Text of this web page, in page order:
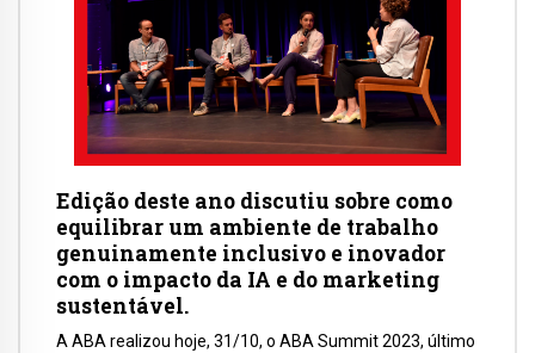
Edição deste ano discutiu sobre como
equilibrar um ambiente de trabalho
genuinamente inclusivo e inovador
com o impacto da IA e do marketing
sustentável.
A ABA realizou hoje, 31/10, o ABA Summit 2023, último